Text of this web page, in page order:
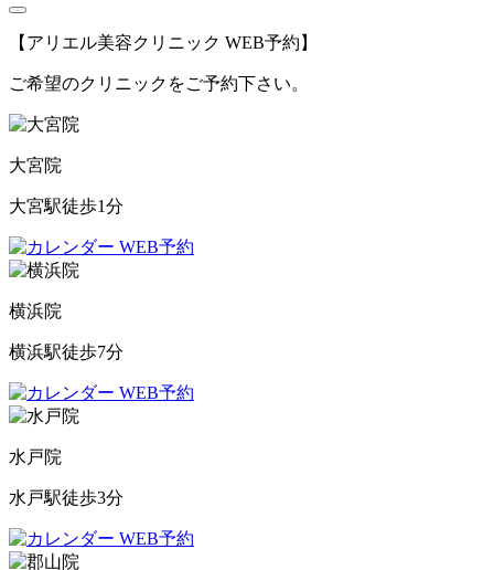
【アリエル美容クリニック WEB予約】
ご希望のクリニックをご予約下さい。
大宮院
大宮駅徒歩1分
WEB予約
横浜院
横浜駅徒歩7分
WEB予約
水戸院
水戸駅徒歩3分
WEB予約